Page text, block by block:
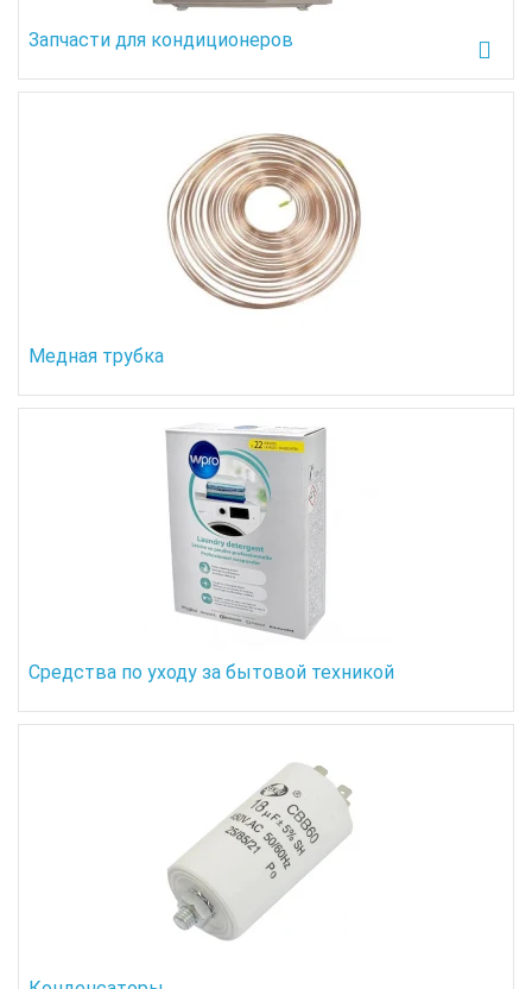
Запчасти для кондиционеров
Медная трубка
Средства по уходу за бытовой техникой